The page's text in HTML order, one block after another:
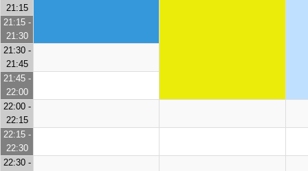
21:15
21:15 -
21:30
21:30 -
21:45
21:45 -
22:00
22:00 -
22:15
22:15 -
22:30
22:30 -